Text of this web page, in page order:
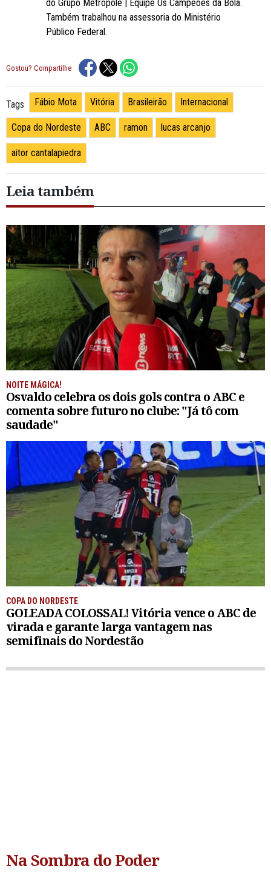
do Grupo Metrópole | Equipe Os Campeões da Bola.
Também trabalhou na assessoria do Ministério
Público Federal.
Gostou? Compartilhe
Tags Fábio Mota Vitória Brasileirão Internacional
Copa do Nordeste ABC ramon lucas arcanjo
aitor cantalapiedra
Leia também
NOITE MÁGICA!
Osvaldo celebra os dois gols contra o ABC e
comenta sobre futuro no clube: "Já tô com
saudade"
COPA DO NORDESTE
GOLEADA COLOSSAL! Vitória vence o ABC de
virada e garante larga vantagem nas
semifinais do Nordestão
Na Sombra do Poder